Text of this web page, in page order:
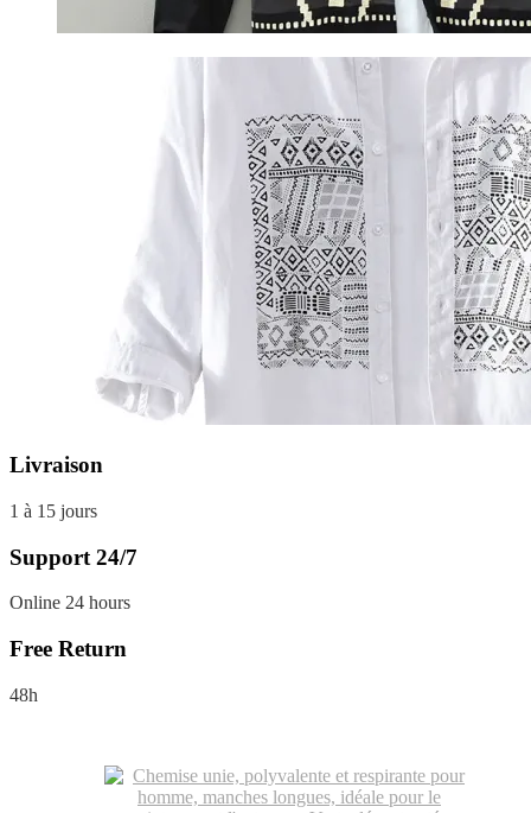
Livraison
1 à 15 jours
Support 24/7
Online 24 hours
Free Return
48h